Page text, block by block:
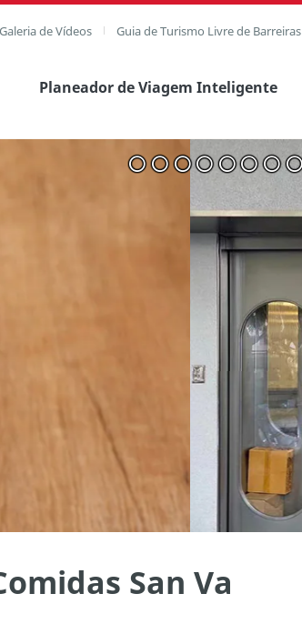
Galeria de Vídeos Guia de Turismo Livre de Barreiras
Planeador de Viagem Inteligente
Ver imagem completa
San Va